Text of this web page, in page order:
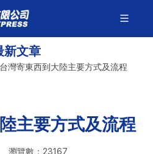
新文章
台灣寄東西到大陸主要方式及流程
主要方式及流程
瀏覽數：23167